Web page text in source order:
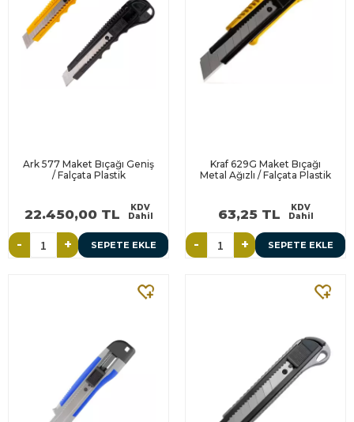
Ark 577 Maket Bıçağı Geniş
/ Falçata Plastik
22.450,00 TL
KDV
Dahil
- + SEPETE EKLE
Kraf 629G Maket Bıçağı
Metal Ağızlı / Falçata Plastik
63,25 TL
KDV
Dahil
- + SEPETE EKLE